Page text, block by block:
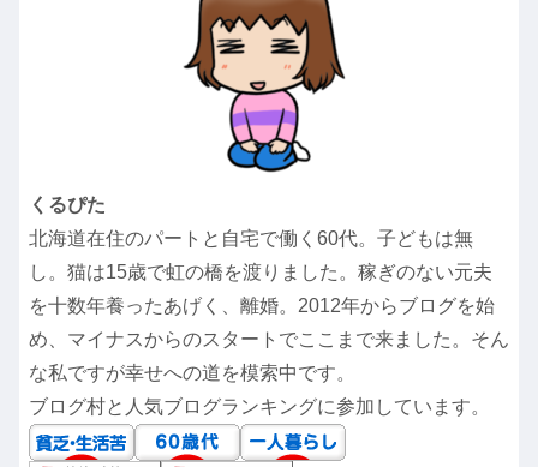
くるぴた
北海道在住のパートと自宅で働く60代。子どもは無
し。猫は15歳で虹の橋を渡りました。稼ぎのない元夫
を十数年養ったあげく、離婚。2012年からブログを始
め、マイナスからのスタートでここまで来ました。そん
な私ですが幸せへの道を模索中です。
ブログ村と人気ブログランキングに参加しています。